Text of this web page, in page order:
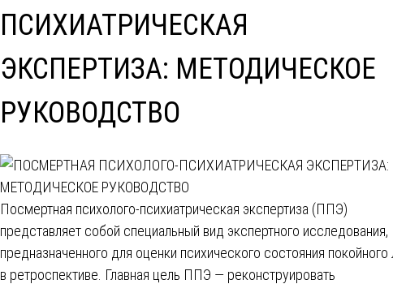
ПСИХИАТРИЧЕСКАЯ
ЭКСПЕРТИЗА: МЕТОДИЧЕСКОЕ
РУКОВОДСТВО
Посмертная психолого-психиатрическая экспертиза (ППЭ)
представляет собой специальный вид экспертного исследования,
предназначенного для оценки психического состояния покойного
в ретроспективе. Главная цель ППЭ — реконструировать